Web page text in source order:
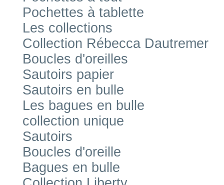
Pochettes à tablette
Les collections
Collection Rébecca Dautremer
Boucles d'oreilles
Sautoirs papier
Sautoirs en bulle
Les bagues en bulle
collection unique
Sautoirs
Boucles d'oreille
Bagues en bulle